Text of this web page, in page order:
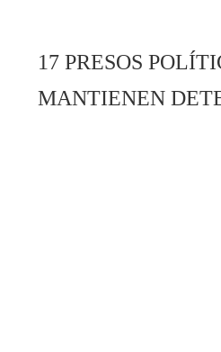
17 PRESOS
MANTIENEN